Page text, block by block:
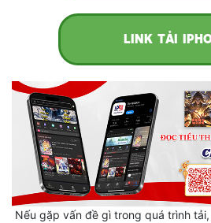
Cung Đấu
Cạnh Kỹ
Cổ Tiên Hiệp
Du Hí
LINK TẢI
Nếu gặp vấn đề gì trong quá trình